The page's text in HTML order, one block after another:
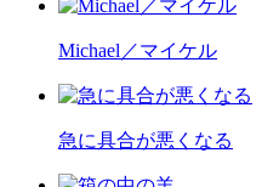
Michael／マイケル
急に具合が悪くなる